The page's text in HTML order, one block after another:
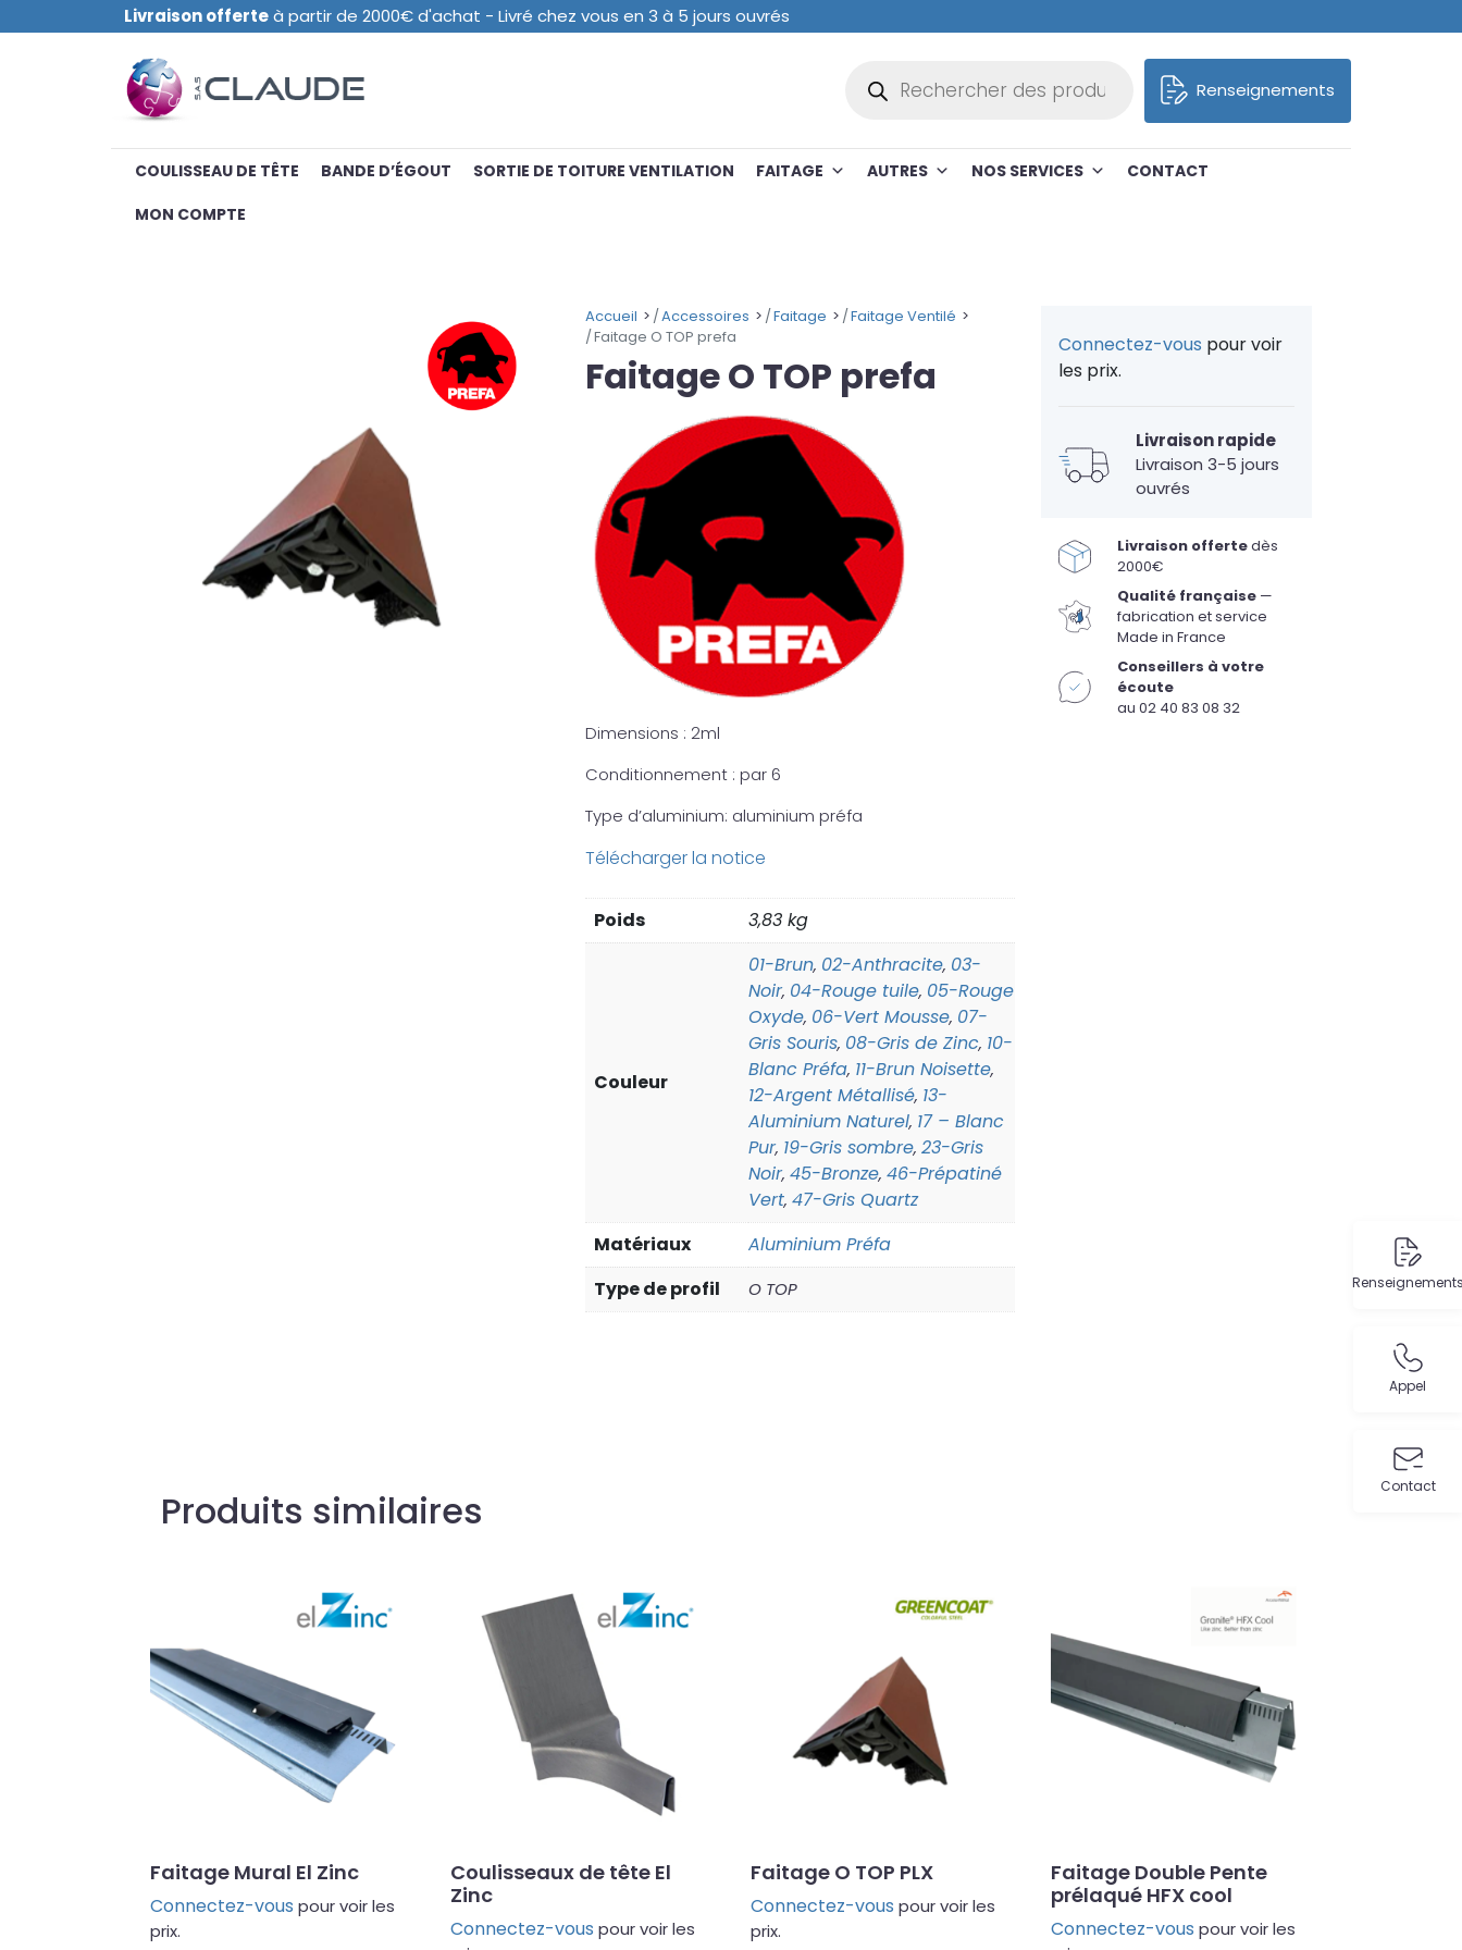
Livraison offerteà partir de 2000€ d'achat - Livré chez vous en 3 à 5 jours ouvrés
Renseignements
COULISSEAU DE TÊTE BANDE D’ÉGOUT SORTIE DE TOITURE VENTILATION FAITAGE AUTRES NOS SERVICES
CONTACT
MON COMPTE
Accueil Accessoires Faitage
Faitage Ventilé
Faitage O TOP prefa
Faitage O TOP prefa
Dimensions : 2ml
Conditionnement : par 6
Type d’aluminium: aluminium préfa
Télécharger la notice
Poids 3,83 kg
Couleur
01-Brun, 02-Anthracite, 03-
Noir, 04-Rouge tuile, 05-Rouge
Oxyde, 06-Vert Mousse, 07-
Gris Souris, 08-Gris de Zinc, 10-
Blanc Préfa, 11-Brun Noisette,
12-Argent Métallisé, 13-
Aluminium Naturel, 17 – Blanc
Pur, 19-Gris sombre, 23-Gris
Noir, 45-Bronze, 46-Prépatiné
Vert, 47-Gris Quartz
Matériaux
Aluminium Préfa
Type de profil
O TOP
Connectez-vous pour voir
les prix.
Livraison rapide
Livraison 3-5 jours
ouvrés
Livraison offertedès
2000€
Qualité française —
fabrication et service
Made in France
Conseillers à votre
écoute
au 02 40 83 08 32
Produits similaires
Faitage Mural El Zinc
Connectez-vous pour voir les
prix.
Coulisseaux de tête El
Zinc
Connectez-vous pour voir les
Faitage O TOP PLX
Connectez-vous pour voir les
prix.
Faitage Double Pente
prélaqué HFX cool
Connectez-vous pour voir les
Appel
Contact